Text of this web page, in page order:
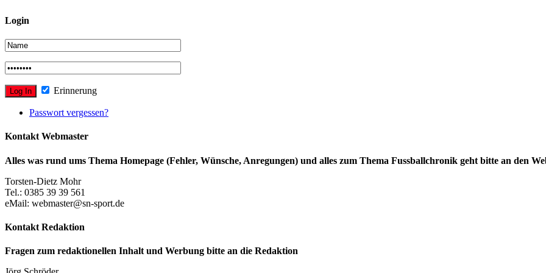
Login
Erinnerung
Passwort vergessen?
Kontakt Webmaster
Alles was rund ums Thema Homepage (Fehler, Wünsche, Anregungen) und alles zum Thema Fussballchronik geht bitte an den
Torsten-Dietz Mohr
Tel.: 0385 39 39 561
eMail: webmaster@sn-sport.de
Kontakt Redaktion
Fragen zum redaktionellen Inhalt und Werbung bitte an die Redaktion